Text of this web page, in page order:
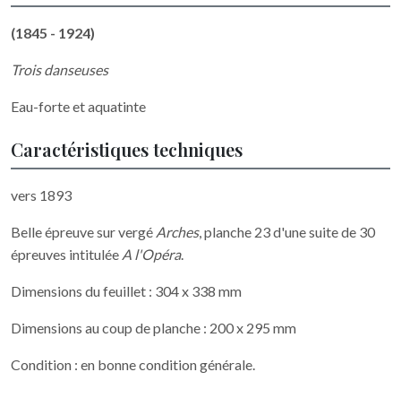
(1845 - 1924)
Trois danseuses
Eau-forte et aquatinte
Caractéristiques techniques
vers 1893
Belle épreuve sur vergé Arches, planche 23 d'une suite de 30
épreuves intitulée A l'Opéra.
Dimensions du feuillet : 304 x 338 mm
Dimensions au coup de planche : 200 x 295 mm
Condition : en bonne condition générale.